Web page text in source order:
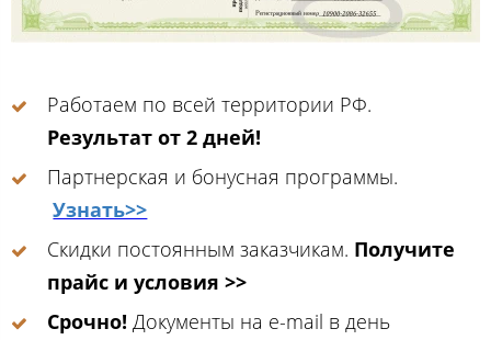
Работаем по всей территории РФ.
Результат от 2 дней!
Партнерская и бонусная программы.
Узнать>>
Скидки постоянным заказчикам. Получите
прайс и условия >>
Срочно! Документы на e-mail в день